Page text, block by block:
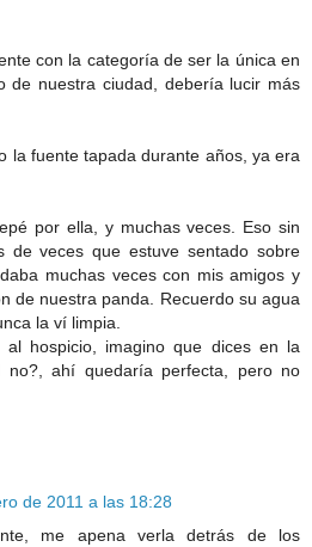
con la categoría de ser la única en
de nuestra ciudad, debería lucir más
la fuente tapada durante años, ya era
por ella, y muchas veces. Eso sin
de veces que estuve sentado sobre
muchas veces con mis amigos y
de nuestra panda. Recuerdo su agua
la ví limpia.
al hospicio, imagino que dices en la
no?, ahí quedaría perfecta, pero no
de 2011 a las 18:28
me apena verla detrás de los